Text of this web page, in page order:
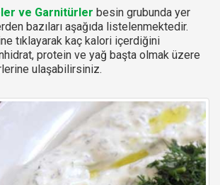
ve Garnitürler besin grubunda yer
bazıları aşağıda listelenmektedir.
tıklayarak kaç kalori içerdiğini
protein ve yağ başta olmak üzere
ulaşabilirsiniz.